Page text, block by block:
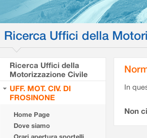
Ricerca Uffici della
Ricerca Uffici della
Motorizzazione Civile
UFF. MOT. CIV. DI
FROSINONE
Home Page
Dove siamo
In
Non